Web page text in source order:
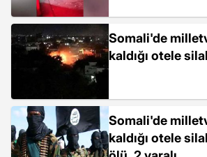
Somali'de
kaldığı otele
Somali'de
kaldığı otele